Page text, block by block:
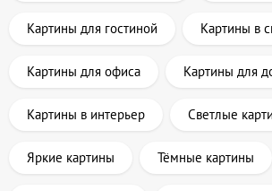
Картины для гостиной Картины в
Картины для офиса Картины для
Картины в интерьер Светлые
Яркие картины Тёмные картины